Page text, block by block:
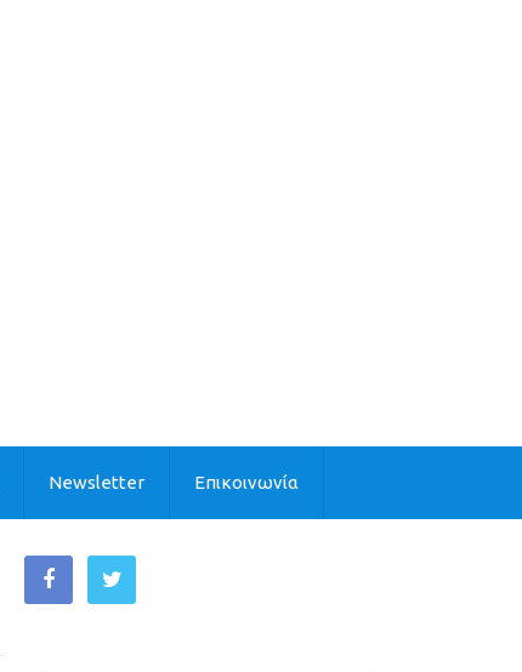
Newsletter Επικοινωνία